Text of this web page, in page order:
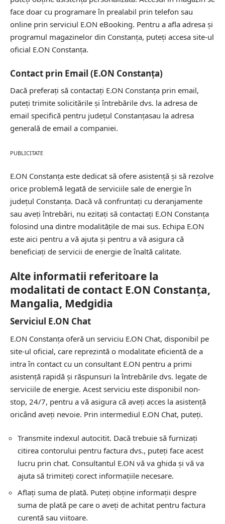
face doar cu programare în prealabil prin telefon sau
online prin serviciul E.ON eBooking. Pentru a afla adresa și
programul magazinelor din Constanța, puteți accesa site-ul
oficial E.ON Constanța.
Contact prin Email (E.ON Constanța)
Dacă preferați să contactați E.ON Constanța prin email,
puteți trimite solicitările și întrebările dvs. la adresa de
email specifică pentru județul Constanțasau la adresa
generală de email a companiei.
PUBLICITATE
E.ON Constanța este dedicat să ofere asistență și să rezolve
orice problemă legată de serviciile sale de energie în
județul Constanța. Dacă vă confruntați cu deranjamente
sau aveți întrebări, nu ezitați să contactați E.ON Constanța
folosind una dintre modalitățile de mai sus. Echipa E.ON
este aici pentru a vă ajuta și pentru a vă asigura că
beneficiați de servicii de energie de înaltă calitate.
Alte informatii referitoare la
modalitati de contact E.ON Constanța,
Mangalia, Medgidia
Serviciul E.ON Chat
E.ON Constanța oferă un serviciu E.ON Chat, disponibil pe
site-ul oficial, care reprezintă o modalitate eficientă de a
intra în contact cu un consultant E.ON pentru a primi
asistență rapidă și răspunsuri la întrebările dvs. legate de
serviciile de energie. Acest serviciu este disponibil non-
stop, 24/7, pentru a vă asigura că aveți acces la asistență
oricând aveți nevoie. Prin intermediul E.ON Chat, puteți.
Transmite indexul autocitit. Dacă trebuie să furnizați
citirea contorului pentru factura dvs., puteți face acest
lucru prin chat. Consultantul E.ON vă va ghida și vă va
ajuta să trimiteți corect informațiile necesare.
Aflați suma de plată. Puteți obține informații despre
suma de plată pe care o aveți de achitat pentru factura
curentă sau viitoare.